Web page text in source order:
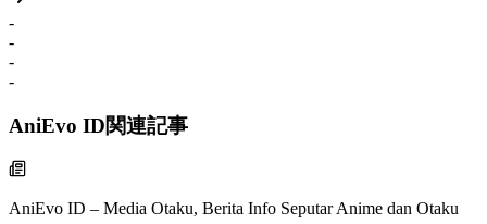
-
-
-
-
AniEvo ID関連記事
AniEvo ID – Media Otaku, Berita Info Seputar Anime dan Otaku